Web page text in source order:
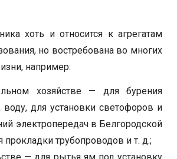
хоть и относится к агрегатам
но востребована во многих
например:
хозяйстве — для бурения
для установки светофоров и
электропередач в Белгородской
прокладки трубопроводов и т. д.;